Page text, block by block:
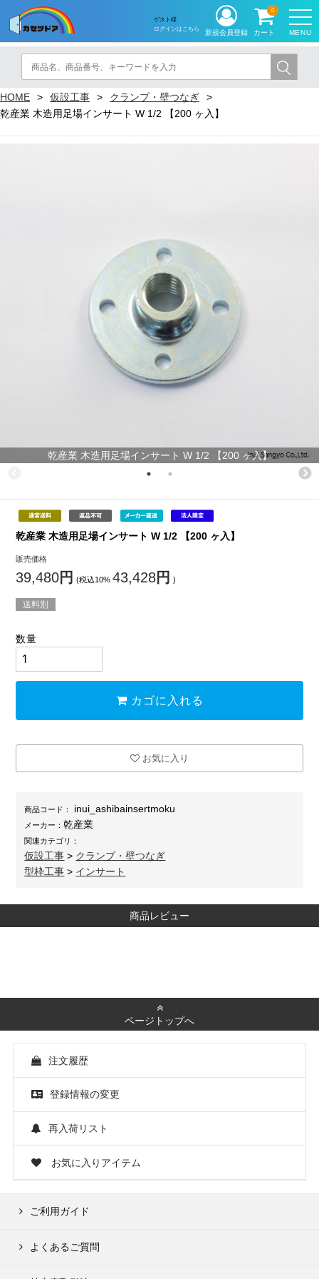
MENU
ゲスト様
ログインはこちら
新規会員登録 カート
0
HOME 仮設工事
クランプ・壁つなぎ
乾産業 木造用足場インサート W 1/2 【200 ヶ入】
乾産業 木造用足場インサート W 1/2 【200 ヶ入】
乾産業 木造用足場インサート W 1/2 【200 ヶ入】
販売価格
39,480円 (税込10%43,428円 )
送料別
数量
カゴに入れる
お気に入り
商品コード： inui_ashibainsertmoku
メーカー：乾産業
関連カテゴリ：
仮設工事 > クランプ・壁つなぎ
型枠工事 > インサート
商品レビュー
ページトップへ
注文履歴
登録情報の変更
再入荷リスト
お気に入りアイテム
ご利用ガイド
よくあるご質問